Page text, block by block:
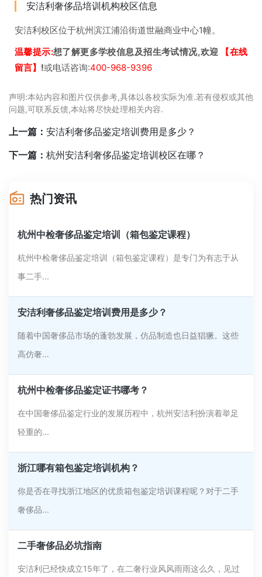
安洁利奢侈品培训机构校区信息
安洁利校区位于杭州滨江浦沿街道世融商业中心1幢。
温馨提示:想了解更多学校信息及招生考试情况,欢迎
【在线
留言】 !或电话咨询:400-968-9396
声明:本站内容和图片仅供参考,具体以各校实际为准.若有侵权或其他
问题,可联系反馈,本站将尽快处理相关内容.
上一篇： 安洁利奢侈品鉴定培训费用是多少？
下一篇： 杭州安洁利奢侈品鉴定培训校区在哪？
热门资讯
杭州中检奢侈品鉴定培训（箱包鉴定课程）
杭州中检奢侈品鉴定培训（箱包鉴定课程）是专门为有志于从
事二手...
安洁利奢侈品鉴定培训费用是多少？
随着中国奢侈品市场的蓬勃发展，仿品制造也日益猖獗。这些
高仿奢...
杭州中检奢侈品鉴定证书哪考？
在中国奢侈品鉴定行业的发展历程中，杭州安洁利扮演着举足
轻重的...
浙江哪有箱包鉴定培训机构？
你是否在寻找浙江地区的优质箱包鉴定培训课程呢？对于二手
奢侈品...
二手奢侈品必坑指南
安洁利已经快成立15年了，在二奢行业风风雨雨这么久，见过